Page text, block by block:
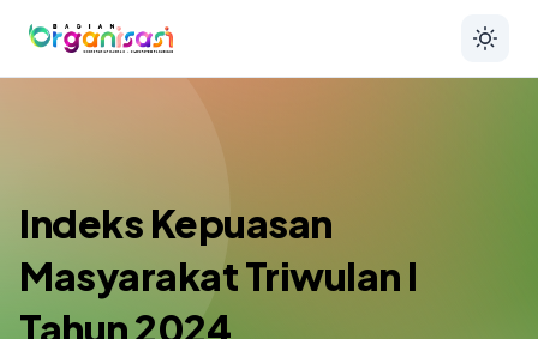
Indeks Kepuasan
Masyarakat Triwulan I
Tahun 2024